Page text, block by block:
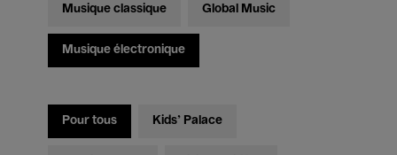
Musique classique Global Music
Musique électronique
Pour tous Kids’ Palace